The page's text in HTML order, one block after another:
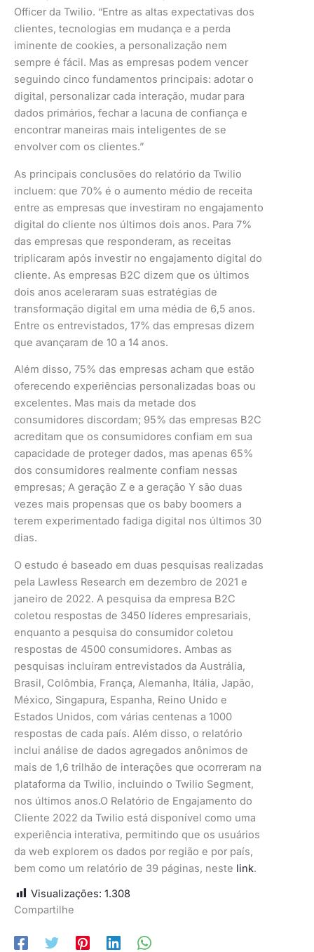
Officer da Twilio. “Entre as altas expectativas dos
clientes, tecnologias em mudança e a perda
iminente de cookies, a personalização nem
sempre é fácil. Mas as empresas podem vencer
seguindo cinco fundamentos principais: adotar o
digital, personalizar cada interação, mudar para
dados primários, fechar a lacuna de confiança e
encontrar maneiras mais inteligentes de se
envolver com os clientes.”
As principais conclusões do relatório da Twilio
incluem: que 70% é o aumento médio de receita
entre as empresas que investiram no engajamento
digital do cliente nos últimos dois anos. Para 7%
das empresas que responderam, as receitas
triplicaram após investir no engajamento digital do
cliente. As empresas B2C dizem que os últimos
dois anos aceleraram suas estratégias de
transformação digital em uma média de 6,5 anos.
Entre os entrevistados, 17% das empresas dizem
que avançaram de 10 a 14 anos.
Além disso, 75% das empresas acham que estão
oferecendo experiências personalizadas boas ou
excelentes. Mas mais da metade dos
consumidores discordam; 95% das empresas B2C
acreditam que os consumidores confiam em sua
capacidade de proteger dados, mas apenas 65%
dos consumidores realmente confiam nessas
empresas; A geração Z e a geração Y são duas
vezes mais propensas que os baby boomers a
terem experimentado fadiga digital nos últimos 30
dias.
O estudo é baseado em duas pesquisas realizadas
pela Lawless Research em dezembro de 2021 e
janeiro de 2022. A pesquisa da empresa B2C
coletou respostas de 3450 líderes empresariais,
enquanto a pesquisa do consumidor coletou
respostas de 4500 consumidores. Ambas as
pesquisas incluíram entrevistados da Austrália,
Brasil, Colômbia, França, Alemanha, Itália, Japão,
México, Singapura, Espanha, Reino Unido e
Estados Unidos, com várias centenas a 1000
respostas de cada país. Além disso, o relatório
inclui análise de dados agregados anônimos de
mais de 1,6 trilhão de interações que ocorreram na
plataforma da Twilio, incluindo o Twilio Segment,
nos últimos anos.O Relatório de Engajamento do
Cliente 2022 da Twilio está disponível como uma
experiência interativa, permitindo que os usuários
da web explorem os dados por região e por país,
bem como um relatório de 39 páginas, neste link.
Visualizações: 1.308
Compartilhe